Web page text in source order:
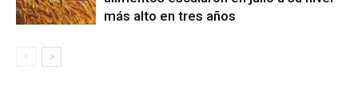
más alto en tres años